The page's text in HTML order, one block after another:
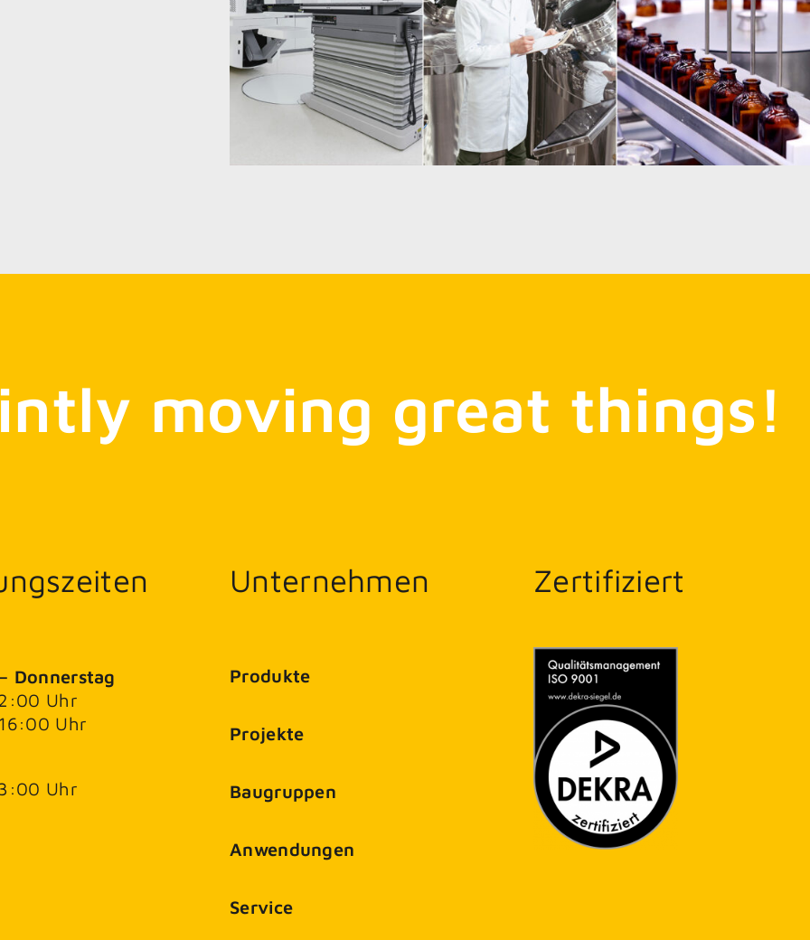
moving great things!
Donnerstag
Uhr
Uhr
Uhr
Unternehmen
Produkte
Projekte
Baugruppen
Anwendungen
Service
Zertifiziert